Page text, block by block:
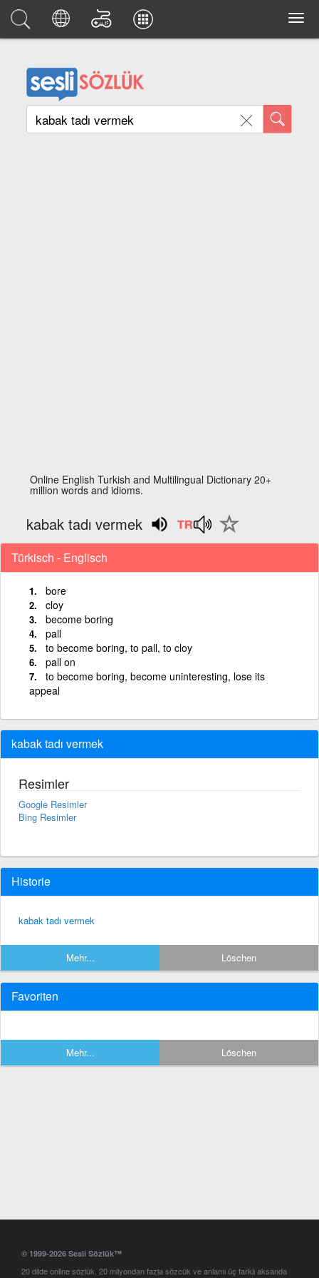
Online English Turkish and Multilingual Dictionary 20+
million words and idioms.
kabak tadı vermek
Türkisch - Englisch
bore
cloy
become boring
pall
to become boring, to pall, to cloy
pall on
to become boring, become uninteresting, lose its
appeal
kabak tadı vermek
Resimler
Google Resimler
Bing Resimler
Historie
kabak tadı vermek
Mehr... Löschen
Favoriten
Mehr... Löschen
© 1999-2026 Sesli Sözlük™
20 dilde online sözlük. 20 milyondan fazla sözcük ve anlamı üç farklı aksanda